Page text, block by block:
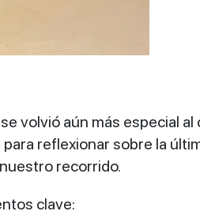
volvió aún más especial
reflexionar sobre la
recorrido.
clave: